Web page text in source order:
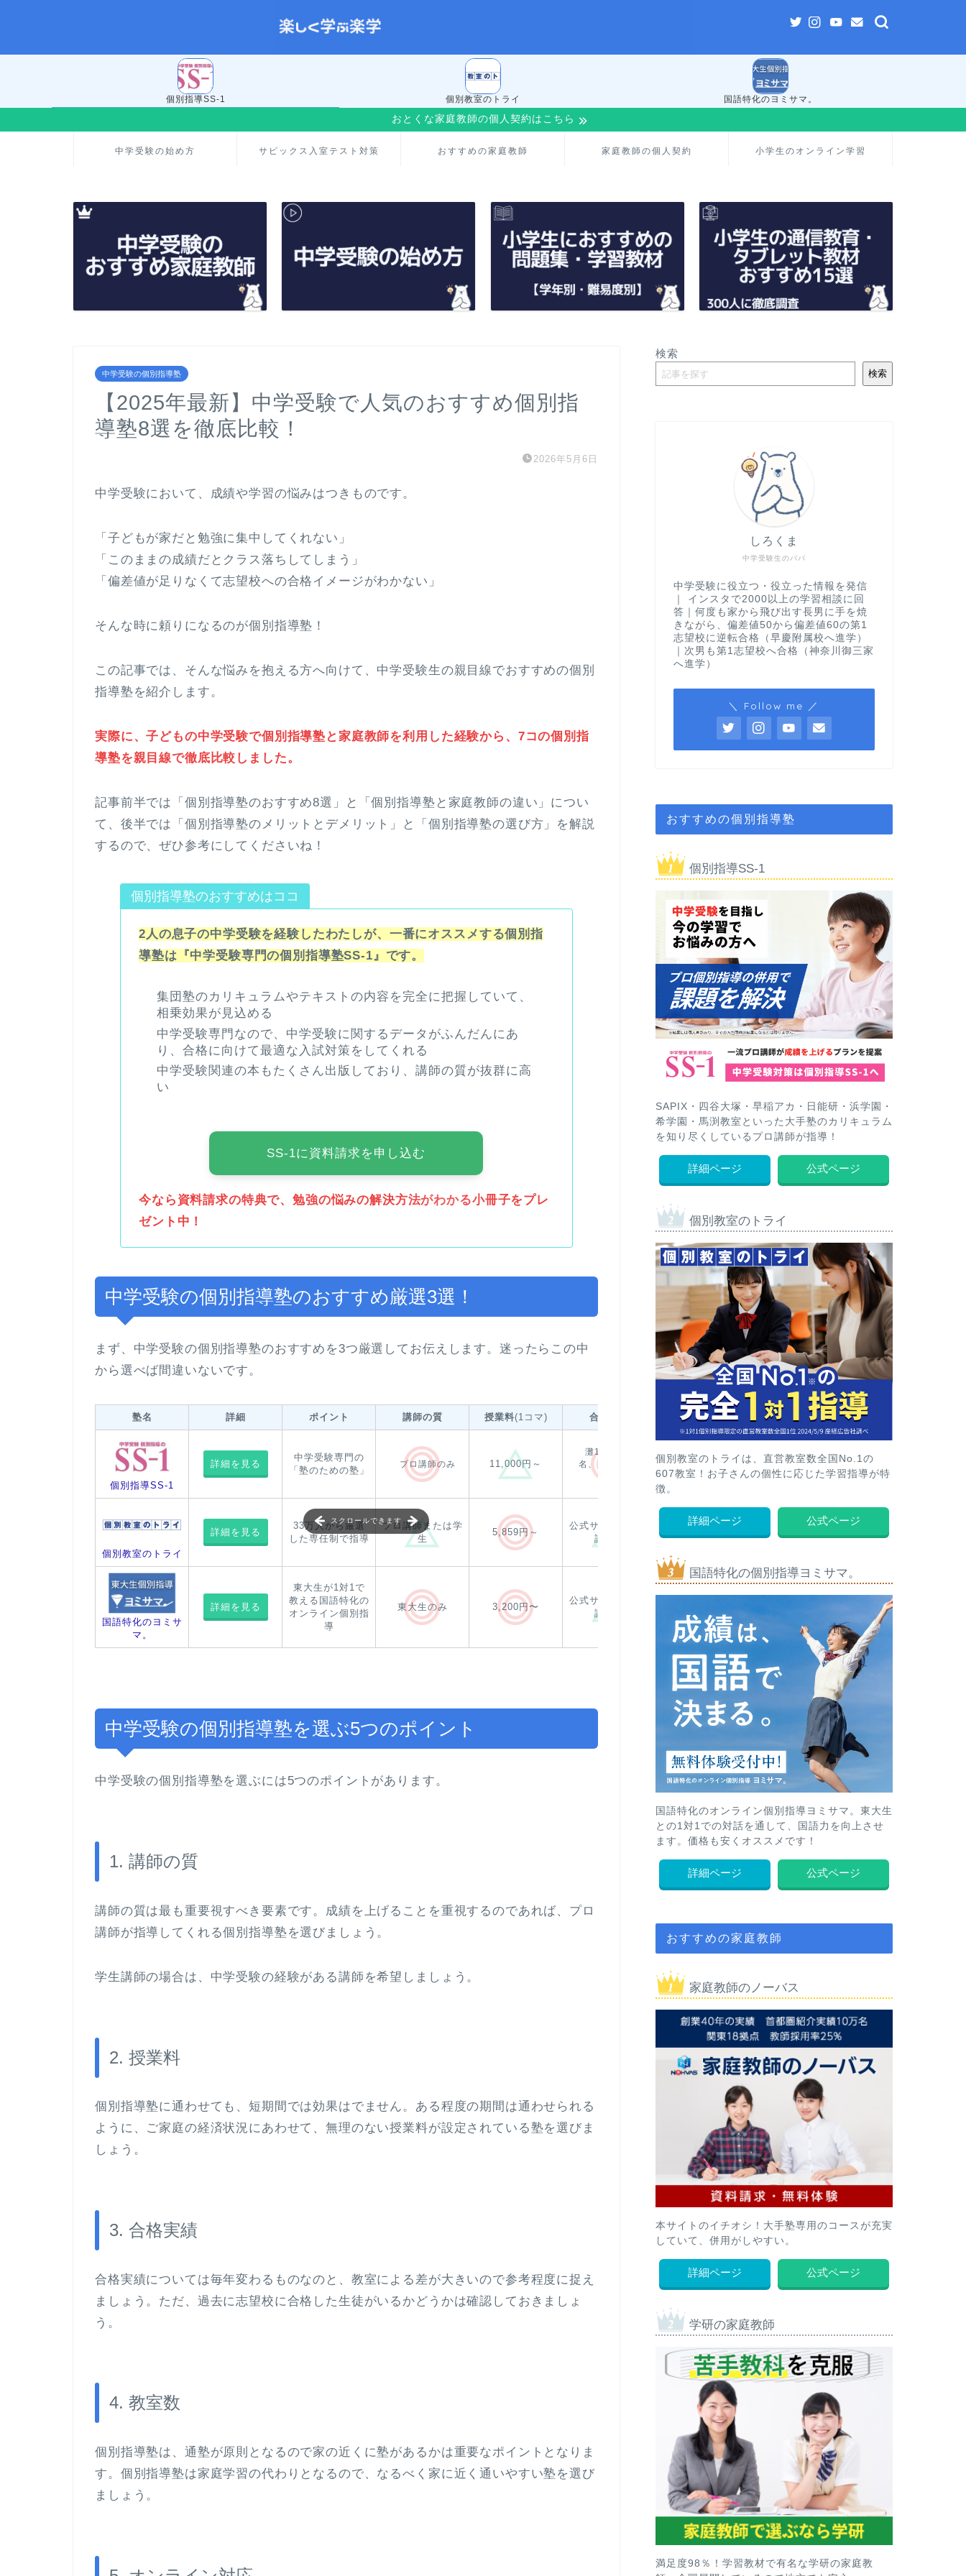
個別指導SS-1 個別教室のトライ 国語特化のヨミサマ。
おとくな家庭教師の個人契約はこちら
中学受験の始め方 サピックス入室テスト対策 おすすめの家庭教師 家庭教師の個人契約 小学生のオンライン学習
中学受験の個別指導塾
【2025年最新】中学受験で人気のおすすめ個別指
導塾8選を徹底比較！
2026年5月6日
中学受験において、成績や学習の悩みはつきものです。
「子どもが家だと勉強に集中してくれない」
「このままの成績だとクラス落ちしてしまう」
「偏差値が足りなくて志望校への合格イメージがわかない」
そんな時に頼りになるのが個別指導塾！
この記事では、そんな悩みを抱える方へ向けて、中学受験生の親目線でおすすめの個別
指導塾を紹介します。
実際に、子どもの中学受験で個別指導塾と家庭教師を利用した経験から、7コの個別指
導塾を親目線で徹底比較しました。
記事前半では「個別指導塾のおすすめ8選」と「個別指導塾と家庭教師の違い」につい
て、後半では「個別指導塾のメリットとデメリット」と「個別指導塾の選び方」を解説
するので、ぜひ参考にしてくださいね！
個別指導塾のおすすめはココ
2人の息子の中学受験を経験したわたしが、一番にオススメする個別指
導塾は『中学受験専門の個別指導塾SS-1』です。
集団塾のカリキュラムやテキストの内容を完全に把握していて、
相乗効果が見込める
中学受験専門なので、中学受験に関するデータがふんだんにあ
り、合格に向けて最適な入試対策をしてくれる
中学受験関連の本もたくさん出版しており、講師の質が抜群に高
い
SS-1に資料請求を申し込む
今なら資料請求の特典で、勉強の悩みの解決方法がわかる小冊子をプレ
ゼント中！
中学受験の個別指導塾のおすすめ厳選3選！
まず、中学受験の個別指導塾のおすすめを3つ厳選してお伝えします。迷ったらこの中
から選べば間違いないです。
塾名 詳細 ポイント 講師の質 授業料(1コマ) 合格実績 教室数 オンライン対応
個別指導SS-1
詳細を見る
中学受験専門の
「塾のための塾」
プロ講師のみ 11,000円～
灘1名、開成1
名、麻布4名、他
8教室 通塾と併用可能
個別教室のトライ
詳細を見る
33万人から厳選
した専任制で指導
プロ講師または学
生
5,859円～
公式サイトに体験
談あり
オンライン個別指
導あり
国語特化のヨミサ
マ。
詳細を見る
東大生が1対1で
教える国語特化の
オンライン個別指
導
東大生のみ 3,200円〜
公式サイトに体験
談あり
スクロールできます
中学受験の個別指導塾を選ぶ5つのポイント
中学受験の個別指導塾を選ぶには5つのポイントがあります。
1. 講師の質
講師の質は最も重要視すべき要素です。成績を上げることを重視するのであれば、プロ
講師が指導してくれる個別指導塾を選びましょう。
学生講師の場合は、中学受験の経験がある講師を希望しましょう。
2. 授業料
個別指導塾に通わせても、短期間では効果はでません。ある程度の期間は通わせられる
ように、ご家庭の経済状況にあわせて、無理のない授業料が設定されている塾を選びま
しょう。
3. 合格実績
合格実績については毎年変わるものなのと、教室による差が大きいので参考程度に捉え
ましょう。ただ、過去に志望校に合格した生徒がいるかどうかは確認しておきましょ
う。
4. 教室数
個別指導塾は、通塾が原則となるので家の近くに塾があるかは重要なポイントとなりま
す。個別指導塾は家庭学習の代わりとなるので、なるべく家に近く通いやすい塾を選び
ましょう。
検索
検索
中学受験生のパパ
しろくま
中学受験に役立つ・役立った情報を発信
｜ インスタで2000以上の学習相談に回
答｜何度も家から飛び出す長男に手を焼
きながら、偏差値50から偏差値60の第1
志望校に逆転合格（早慶附属校へ進学）
｜次男も第1志望校へ合格（神奈川御三家
へ進学）
＼ Follow me ／
おすすめの個別指導塾
個別指導SS-1
SAPIX・四谷大塚・早稲アカ・日能研・浜学園・
希学園・馬渕教室といった大手塾のカリキュラム
を知り尽くしているプロ講師が指導！
詳細ページ 公式ページ
個別教室のトライ
個別教室のトライは、直営教室数全国No.1の
607教室！お子さんの個性に応じた学習指導が特
徴。
詳細ページ 公式ページ
国語特化の個別指導ヨミサマ。
国語特化のオンライン個別指導ヨミサマ。東大生
との1対1での対話を通して、国語力を向上させ
ます。価格も安くオススメです！
詳細ページ 公式ページ
おすすめの家庭教師
家庭教師のノーバス
本サイトのイチオシ！大手塾専用のコースが充実
していて、併用がしやすい。
詳細ページ 公式ページ
学研の家庭教師
満足度98％！学習教材で有名な学研の家庭教